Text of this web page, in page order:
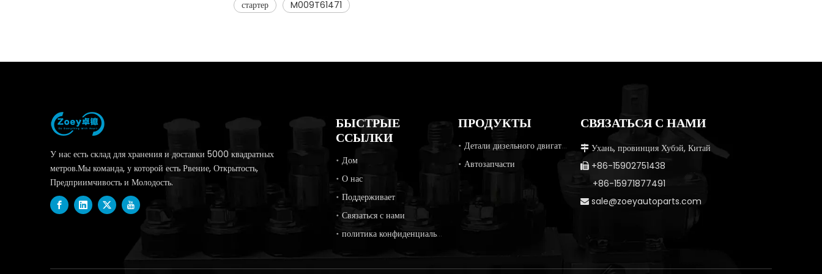
стартер M009T61471
У нас есть склад для хранения и доставки 5000 квадратных
метров.Мы команда, у которой есть Рвение, Открытость,
Предприимчивость и Молодость.
БЫСТРЫЕ
ССЫЛКИ
Дом
О нас
Поддерживает
Связаться с нами
политика конфиденциальности
ПРОДУКТЫ
Детали дизельного двигателя
Автозапчасти
СВЯЗАТЬСЯ С НАМИ
 Ухань, провинция Хубэй, Китай
 +86-15902751438
+86-15971877491
 sale@zoeyautoparts.com